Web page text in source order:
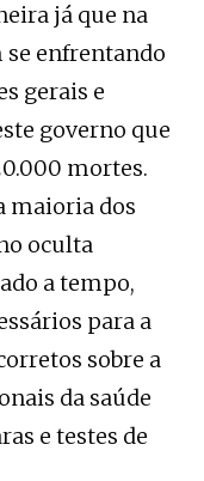
já que na
se enfrentando
gerais e
governo que
mortes.
maioria dos
oculta
a tempo,
para a
sobre a
da saúde
e testes de